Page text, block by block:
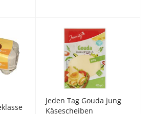
Jeden Tag Gouda jung
Käsescheiben